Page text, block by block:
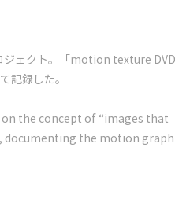
ェクト。「motion texture DVD
記録した。
the concept of “images that
documenting the motion